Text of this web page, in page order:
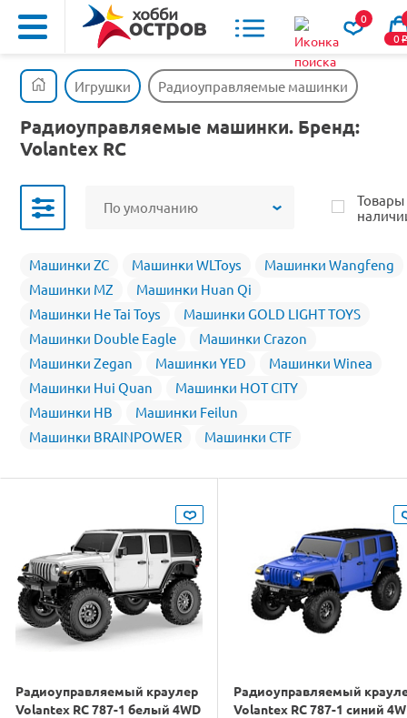
0
0o
Игрушки Радиоуправляемые машинки
Радиоуправляемые машинки. Бренд:
Volantex RC
По умолчанию
Товары
Машинки ZC Машинки WLToys
Машинки Wangfeng
Машинки MZ
Машинки Huan Qi
Машинки He Tai Toys
Машинки GOLD LIGHT TOYS
Машинки Double Eagle
Машинки Crazon
Машинки Zegan
Машинки YED
Машинки Winea
Машинки Hui Quan
Машинки HOT CITY
Машинки HB
Машинки Feilun
Машинки BRAINPOWER
Машинки CTF
Радиоуправляемый краулер
Volantex RC 787-1 белый 4WD
Радиоуправляемый
Volantex RC 787-1 синий